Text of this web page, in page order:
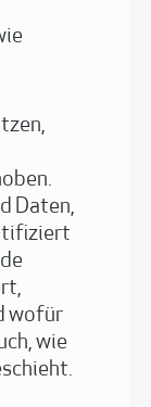
Daten,
wofür
wie